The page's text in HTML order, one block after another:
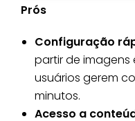
Prós
Configuração
partir de imagens
usuários gerem
minutos.
Acesso a